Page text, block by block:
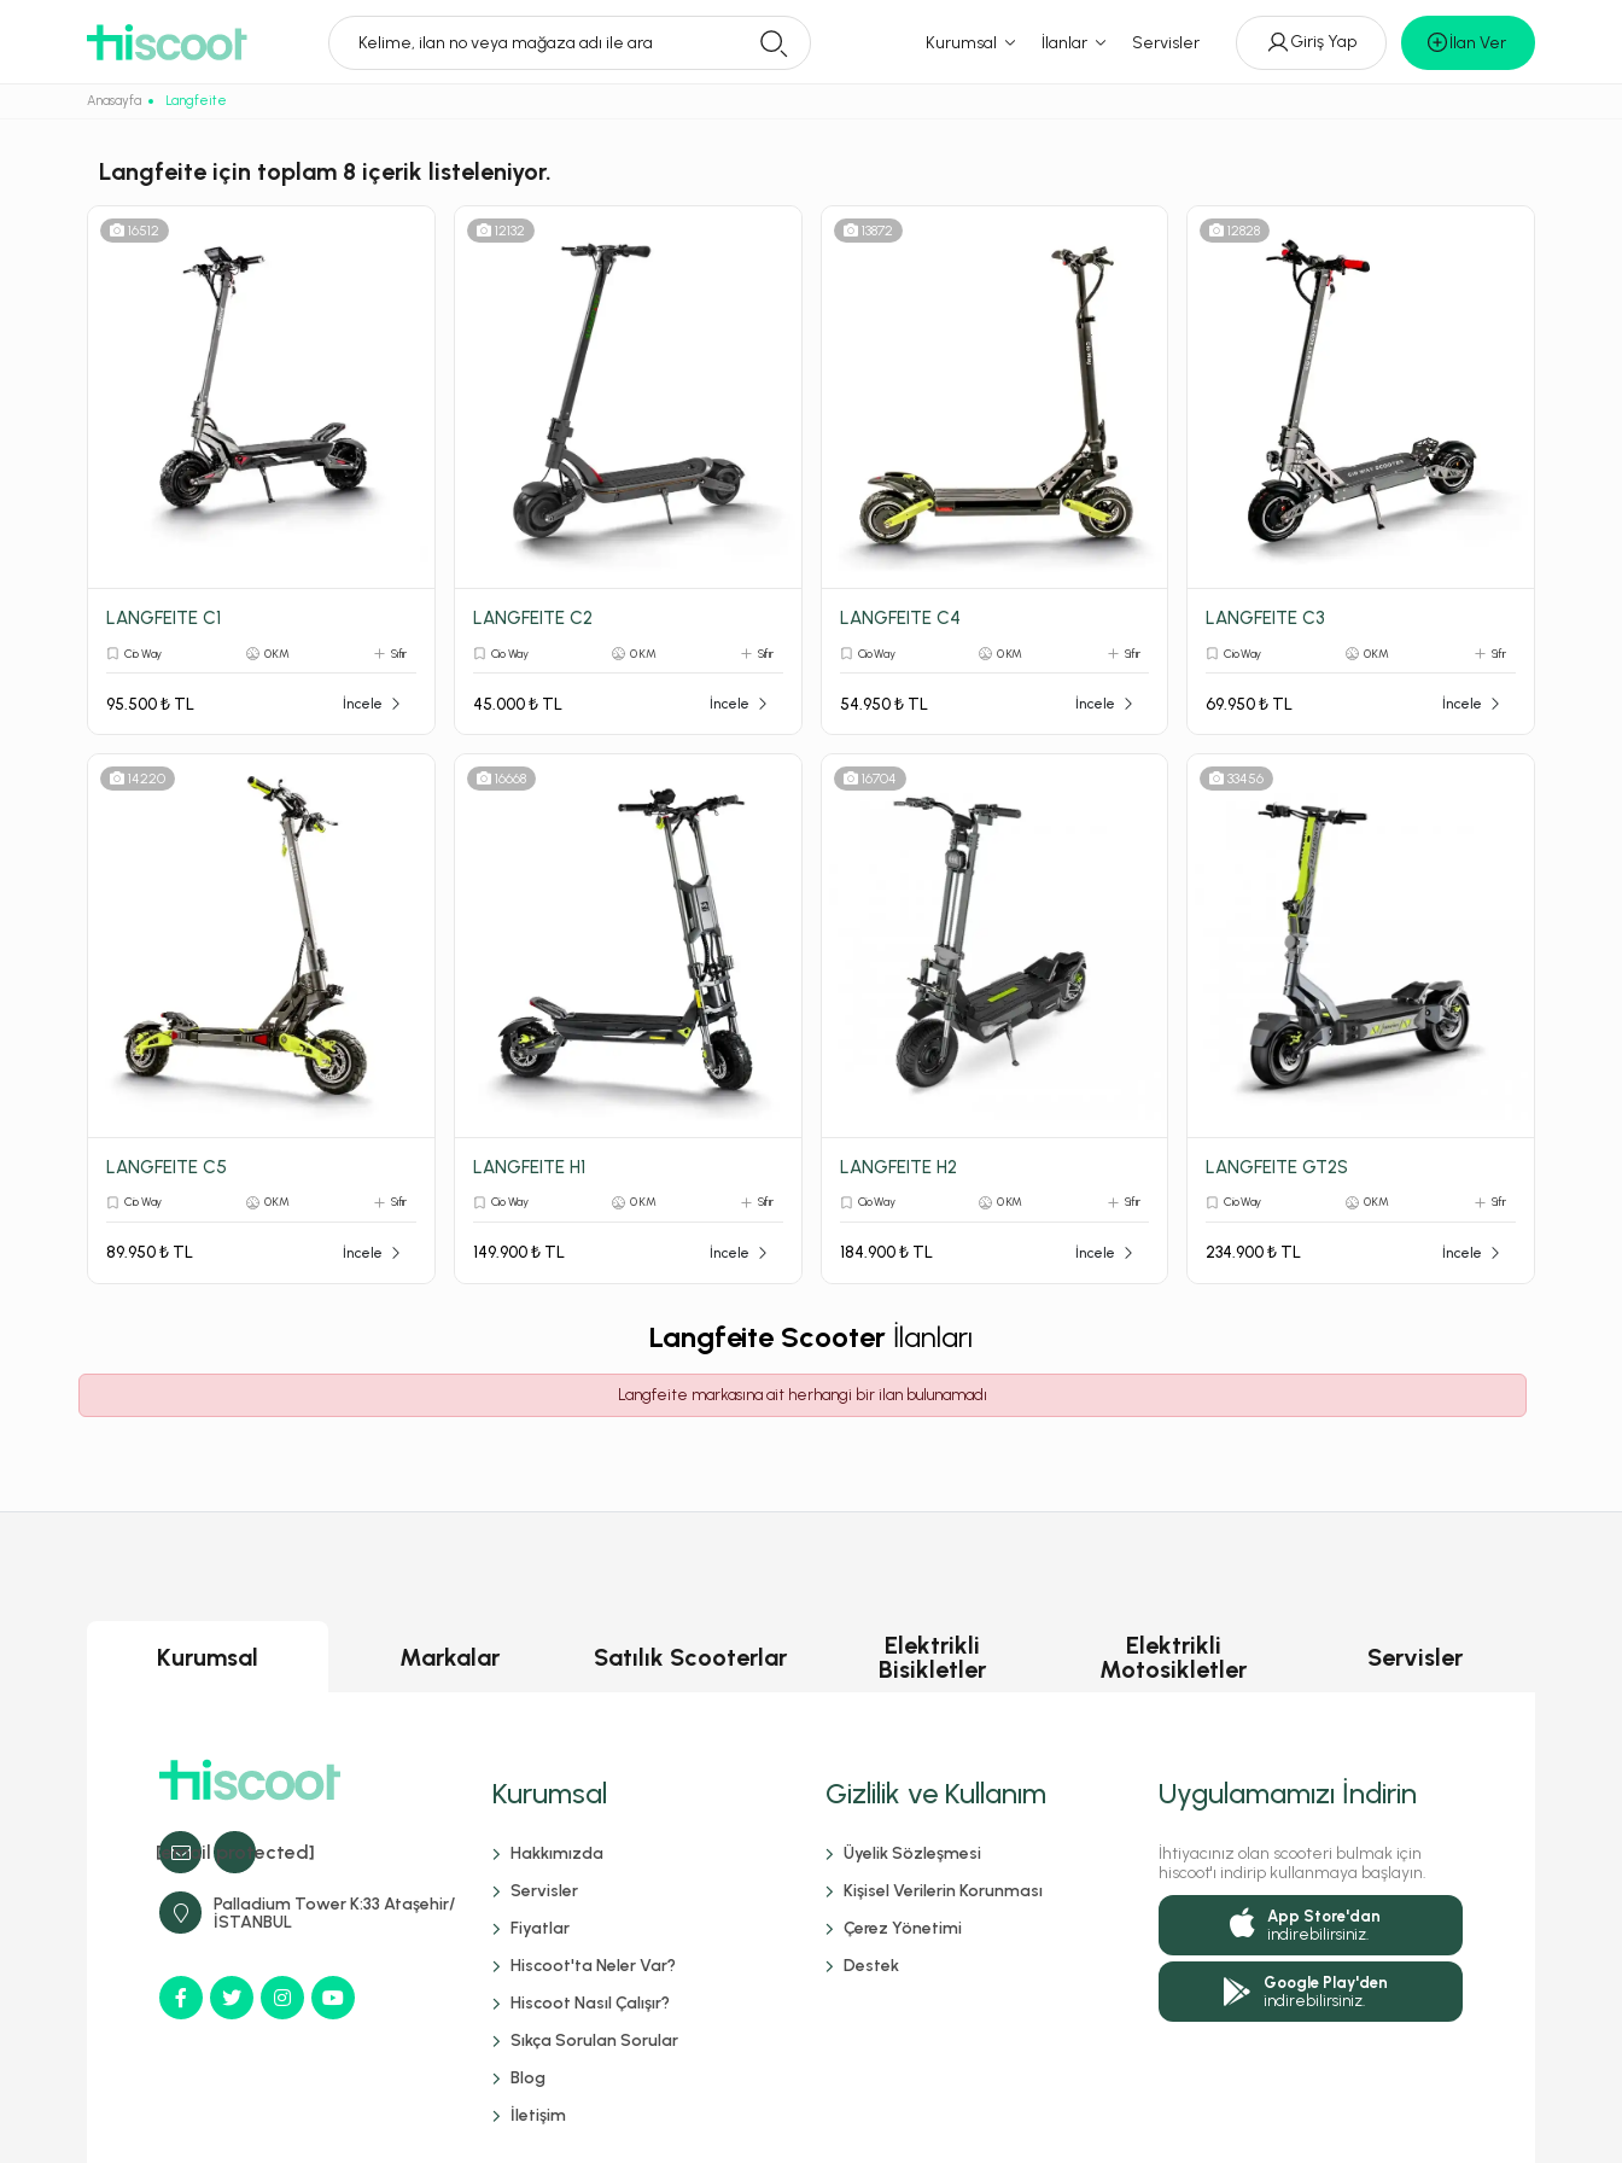
Kelime, ilan no veya mağaza adı ile ara Kurumsal İlanlar Servisler Giriş Yap İlan Ver
Anasayfa Langfeite
Langfeite için toplam 8 içerik listeleniyor.
16512
LANGFEITE C1
Cio Way 0 KM Sıfır
95.500 ₺ TL İncele
12132
LANGFEITE C2
Cio Way 0 KM Sıfır
45.000 ₺ TL İncele
13872
LANGFEITE C4
Cio Way 0 KM Sıfır
54.950 ₺ TL İncele
12828
LANGFEITE C3
Cio Way 0 KM Sıfır
69.950 ₺ TL İncele
14220
LANGFEITE C5
Cio Way 0 KM Sıfır
89.950 ₺ TL İncele
16668
LANGFEITE H1
Cio Way 0 KM Sıfır
149.900 ₺ TL İncele
16704
LANGFEITE H2
Cio Way 0 KM Sıfır
184.900 ₺ TL İncele
33456
LANGFEITE GT2S
Cio Way 0 KM Sıfır
234.900 ₺ TL İncele
Langfeite Scooter İlanları
Langfeite markasına ait herhangi bir ilan bulunamadı
Kurumsal Markalar Satılık Scooterlar
Elektrikli
Bisikletler
Elektrikli
Motosikletler
Servisler
[email protected]
Palladium Tower K:33 Ataşehir/
İSTANBUL
Kurumsal
Hakkımızda
Servisler
Fiyatlar
Hiscoot'ta Neler Var?
Hiscoot Nasıl Çalışır?
Sıkça Sorulan Sorular
Blog
İletişim
Gizlilik ve Kullanım
Üyelik Sözleşmesi
Kişisel Verilerin Korunması
Çerez Yönetimi
Destek
Uygulamamızı İndirin
İhtiyacınız olan scooteri bulmak için
hiscoot'ı indirip kullanmaya başlayın.
App Store'dan
indirebilirsiniz.
Google Play'den
indirebilirsiniz.